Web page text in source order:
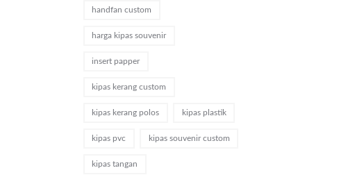
handfan custom
harga kipas souvenir
insert papper
kipas kerang custom
kipas kerang polos kipas plastik
kipas pvc kipas souvenir custom
kipas tangan